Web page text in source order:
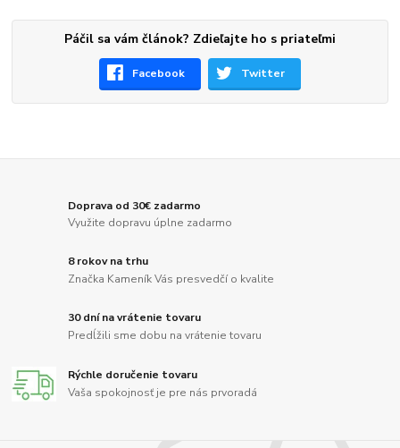
Páčil sa vám článok? Zdieľajte ho s priateľmi
Facebook Twitter
Doprava od 30€ zadarmo
Využite dopravu úplne zadarmo
8 rokov na trhu
Značka Kameník Vás presvedčí o kvalite
30 dní na vrátenie tovaru
Predĺžili sme dobu na vrátenie tovaru
Rýchle doručenie tovaru
Vaša spokojnosť je pre nás prvoradá